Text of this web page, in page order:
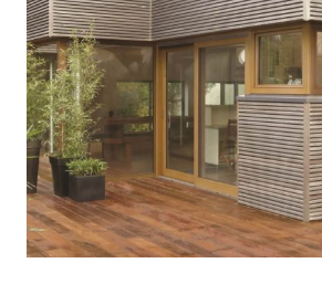
RAVALEMENT
DE
FAÇADE